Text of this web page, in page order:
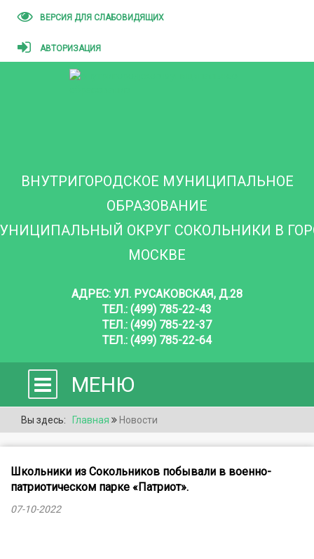
ВЕРСИЯ ДЛЯ СЛАБОВИДЯЩИХ
АВТОРИЗАЦИЯ
ВНУТРИГОРОДСКОЕ МУНИЦИПАЛЬНОЕ
ОБРАЗОВАНИЕ
ОКРУГ СОКОЛЬНИКИ В
МОСКВЕ
АДРЕС: УЛ. РУСАКОВСКАЯ, Д.28
ТЕЛ.: (499) 785-22-43
ТЕЛ.: (499) 785-22-37
ТЕЛ.: (499) 785-22-64
МЕНЮ
Вы здесь: Главная Новости
Школьники из Сокольников побывали в военно-
патриотическом парке «Патриот».
07-10-2022